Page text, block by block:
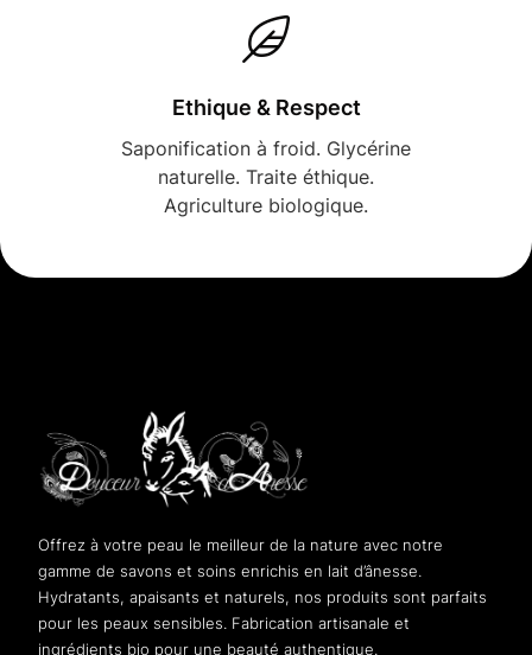
Ethique & Respect
Saponification à froid. Glycérine
naturelle. Traite éthique.
Agriculture biologique.
Offrez à votre peau le meilleur de la nature avec notre
gamme de savons et soins enrichis en lait d’ânesse.
Hydratants, apaisants et naturels, nos produits sont parfaits
pour les peaux sensibles. Fabrication artisanale et
ingrédients bio pour une beauté authentique.